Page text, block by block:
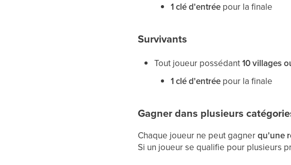
1 clé d'entrée pour la finale
Survivants
Tout joueur possédant10 villages
1 clé d'entrée pour la finale
Gagner dans plusieurs
Chaque joueur ne peut gagnerqu'une
Si un joueur se qualifie pour plusieurs